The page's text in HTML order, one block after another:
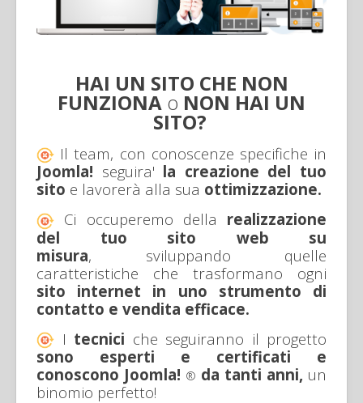
HAI UN SITO CHE NON
FUNZIONA o NON HAI UN
SITO?
Il team, con conoscenze specifiche in
Joomla! seguira' la creazione del tuo
sito e lavorerà alla sua ottimizzazione.
Ci occuperemo della realizzazione
del tuo sito web
su
misura, sviluppando quelle
caratteristiche che trasformano ogni
sito internet in uno strumento di
contatto e vendita efficace.
I tecnici che seguiranno il progetto
sono esperti e certificati e
conoscono Joomla! ® da tanti anni, un
binomio perfetto!